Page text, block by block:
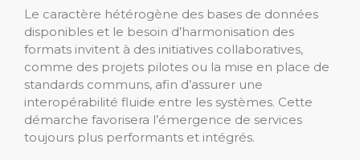
Le caractère hétérogène des bases de données
disponibles et le besoin d’harmonisation des
formats invitent à des initiatives collaboratives,
comme des projets pilotes ou la mise en place de
standards communs, afin d’assurer une
interopérabilité fluide entre les systèmes. Cette
démarche favorisera l’émergence de services
toujours plus performants et intégrés.